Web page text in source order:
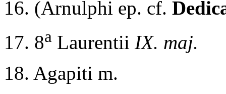
16. (Arnulphi ep. cf.
17. 8a Laurentii IX. maj.
18. Agapiti m.